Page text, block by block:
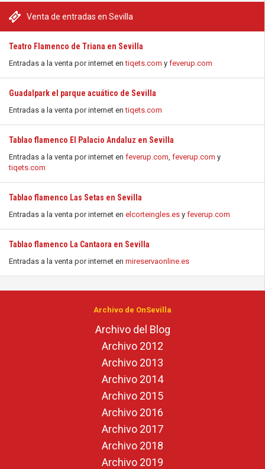
Venta de entradas en Sevilla
Teatro Flamenco de Triana en Sevilla
Entradas a la venta por internet entiqets.com y feverup.com
Guadalpark el parque acuático de Sevilla
Entradas a la venta por internet entiqets.com
Tablao flamenco El Palacio Andaluz en Sevilla
Entradas a la venta por internet en feverup.com, feverup.com y
tiqets.com
Tablao flamenco Las Setas en Sevilla
Entradas a la venta por internet en elcorteingles.es y feverup.com
Tablao flamenco La Cantaora en Sevilla
Entradas a la venta por internet en mireservaonline.es
Archivo de OnSevilla
Archivo del Blog
Archivo 2012
Archivo 2013
Archivo 2014
Archivo 2015
Archivo 2016
Archivo 2017
Archivo 2018
Archivo 2019